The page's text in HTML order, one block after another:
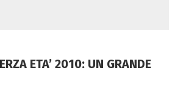
ETA’ 2010: UN GRANDE